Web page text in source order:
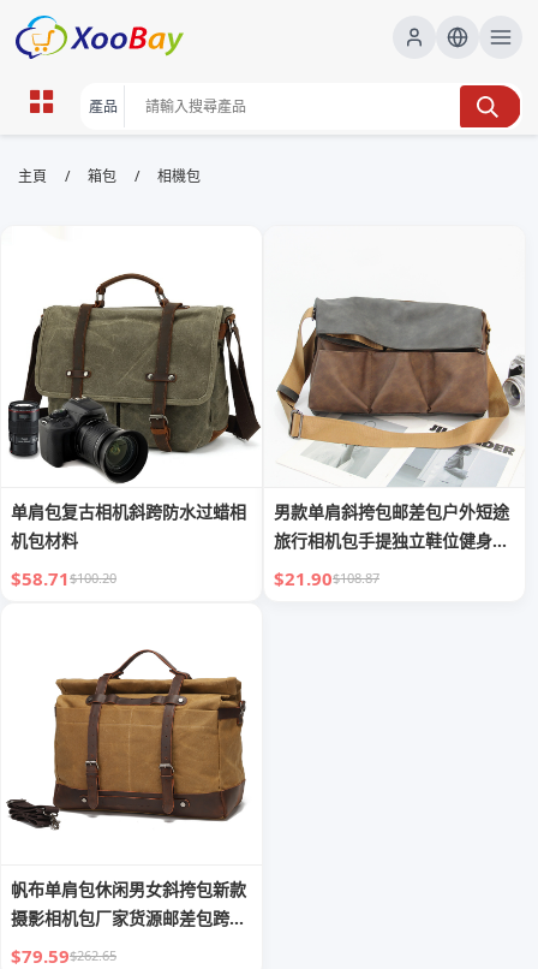
相機包 | XOOBAY B2B/B2C
防水耐磨相機包，輕量多格收納，安心防震包
主頁 / 箱包 / 相機包
单肩包复古相机斜跨防水过蜡相
机包材料
$58.71$100.20
男款单肩斜挎包邮差包户外短途
旅行相机包手提独立鞋位健身包
潮
$21.90$108.87
帆布单肩包休闲男女斜挎包新款
摄影相机包厂家货源邮差包跨境
爆款
$79.59$262.65